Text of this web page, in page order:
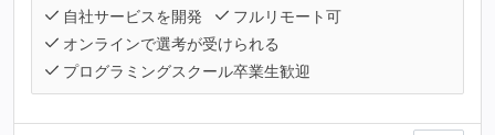
自社サービスを開発
フルリモート可
オンラインで選考が受けられる
プログラミングスクール卒業生歓迎